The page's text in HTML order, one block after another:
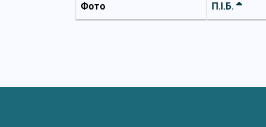
Фото П.І.Б.